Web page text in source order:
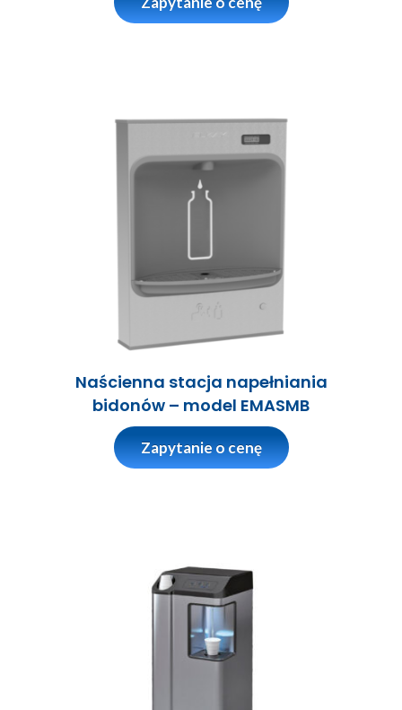
Naścienna stacja napełniania
bidonów – model EMASMB
Zapytanie o cenę